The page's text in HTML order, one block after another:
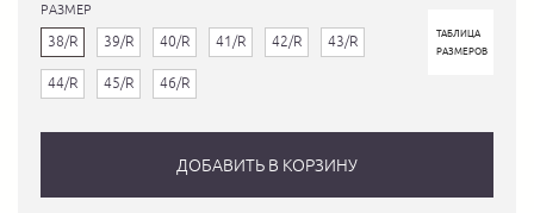
РАЗМЕР
38/R 39/R 40/R 41/R 42/R 43/R
44/R 45/R 46/R
ТАБЛИЦА
РАЗМЕРОВ
ДОБАВИТЬ В КОРЗИНУ